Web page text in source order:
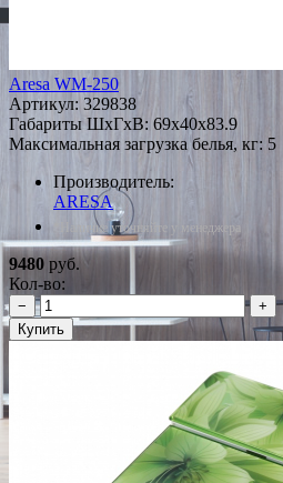
Aresa WM-250
Артикул: 329838
Габариты ШxГxВ: 69x40x83.9
Максимальная загрузка белья, кг: 5
Производитель:
ARESA
*Наличие уточняйте у менеджера
9480 руб.
Кол-во:
−
+
Купить